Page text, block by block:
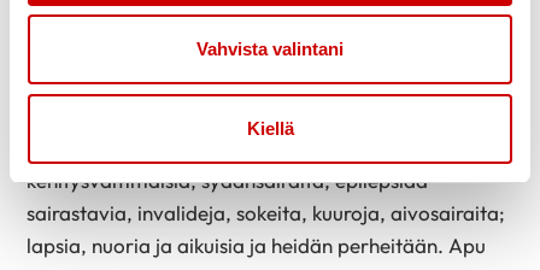
Vahvista valintani
Kiellä
tukemiseen 117 vuotta, vuodesta 1907 asti. Keräys on
järjestetty äänestyspaikoilla Suomen ensimmäisistä
vaaleista alkaen. Kaikki lahjoitukset jäävät Suomeen
ja puolet lahjoituksista suoraan paikkakunnalle apua
kehitysvammaisia, sydänsairaita, epilepsiaa
sairastavia, invalideja, sokeita, kuuroja, aivosairaita;
lapsia, nuoria ja aikuisia ja heidän perheitään. Apu